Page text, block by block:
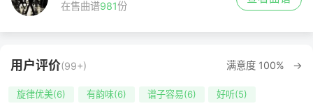
在售曲谱981份
满意度 100% →
用户评价(99+)
旋律优美(6) 有韵味(6) 谱子容易(6)
好听(5)